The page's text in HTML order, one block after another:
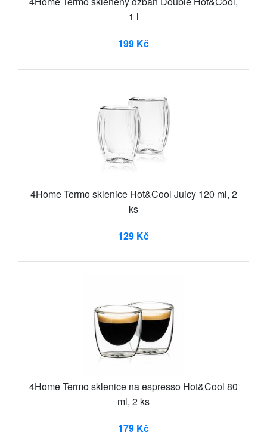
1 l
199 Kč
4Home Termo sklenice Hot&Cool Juicy 120 ml, 2
ks
129 Kč
4Home Termo sklenice na espresso Hot&Cool 80
ml, 2 ks
179 Kč